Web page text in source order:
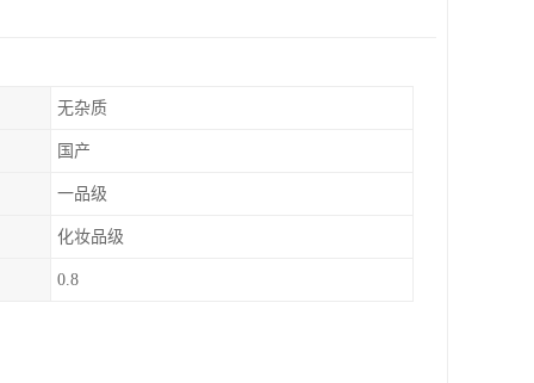
无杂质
国产
一品级
化妆品级
0.8